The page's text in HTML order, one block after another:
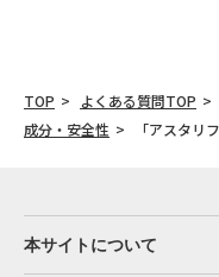
TOP よくある質問TOP
成分・安全性
「アスタリ
本サイトについて